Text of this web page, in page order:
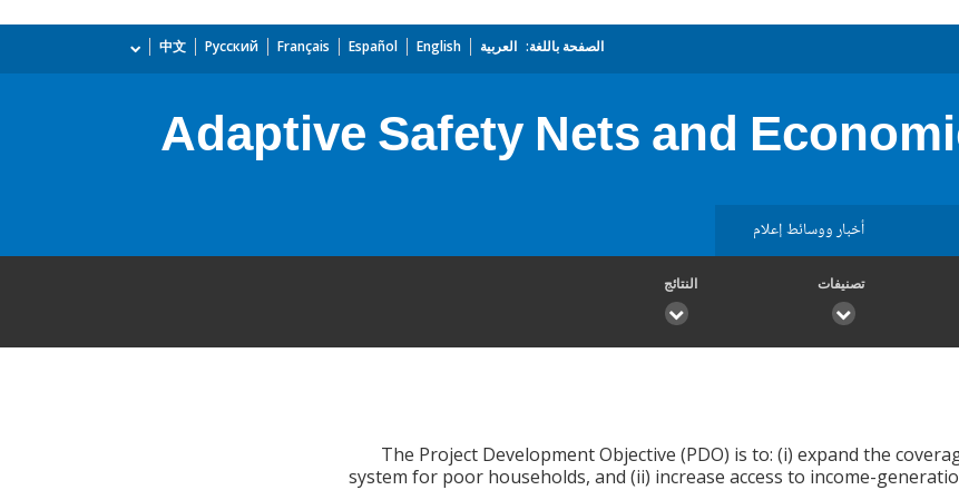
الصفحة باللغة: العربية English
Español
Français
Русский
中文
Adaptive Safety Nets and
أخبار ووسائط إعلام
تصنيفات النتائج
The Project Development Objective (PDO) is to: (i) expand the
system for poor households, and (ii) increase access to income-